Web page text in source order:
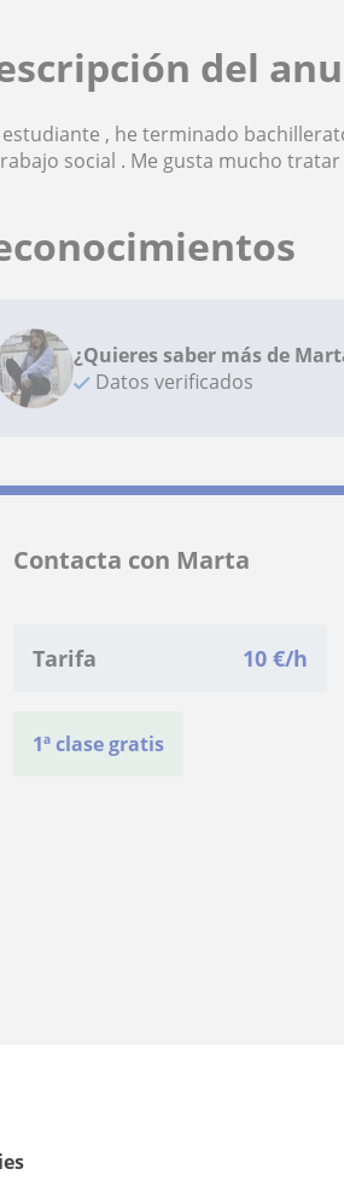
del
estudiante , he terminado
social . Me gusta mucho
¿Quieres saber más de
Datos verificados
Contacta con Marta
Tarifa 10 €/h
1ª clase gratis